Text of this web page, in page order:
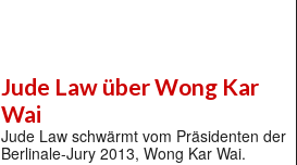
Jude Law über Wong Kar
Wai
Jude Law schwärmt vom Präsidenten der
Berlinale-Jury 2013, Wong Kar Wai.